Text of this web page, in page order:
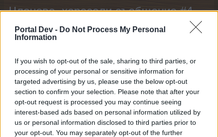
Portal Dev - Do Not Process My Personal
Information
If you wish to opt-out of the sale, sharing to third parties, or
processing of your personal or sensitive information for
targeted advertising by us, please use the below opt-out
section to confirm your selection. Please note that after your
opt-out request is processed you may continue seeing
interest-based ads based on personal information utilized by
us or personal information disclosed to third parties prior to
your opt-out. You may separately opt-out of the further
Членове, харесали съобщение #4
Скъпи форум потребители,
Ако вие искате да се включите активно във
форума и да участвате в дискусиите, или
искате да започнете своя собствена тема,
първо ще трябва да влезете в играта. Моля,
регистрирайте се, ако нямате собствен акаунт.
Ние очакваме с нетърпение следващото ви
посещение във форума! Играйте тук
Тема: Събитие "Кралицата на карнавала"